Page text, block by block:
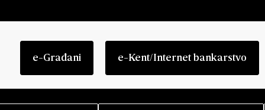
e-Građani e-Kent/Internet bankarstvo